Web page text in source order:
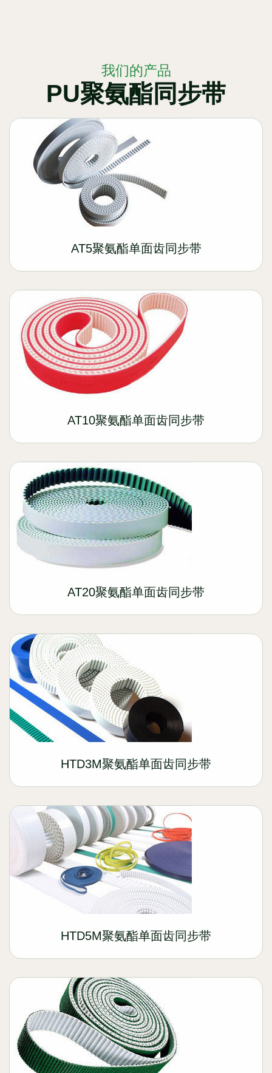
我们的产品
PU聚氨酯同步带
AT5聚氨酯单面齿同步带
AT10聚氨酯单面齿同步带
AT20聚氨酯单面齿同步带
HTD3M聚氨酯单面齿同步带
HTD5M聚氨酯单面齿同步带